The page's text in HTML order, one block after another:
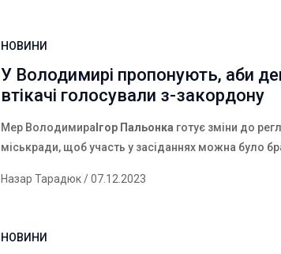
НОВИНИ
У Володимирі пропонують, аби
втікачі голосували з-закордону
Мер Володимира Ігор Пальонка готує зміни до
міськради, щоб участь у засіданнях можна було
Назар Тарадюк/ 07.12.2023
НОВИНИ